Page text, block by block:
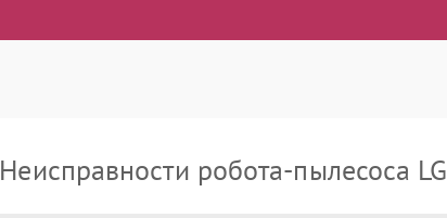
Неисправности робота-пылесоса LG